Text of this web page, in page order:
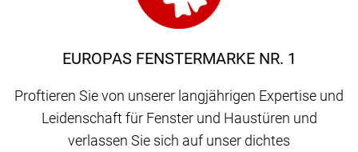
EUROPAS FENSTERMARKE NR. 1
Proftieren Sie von unserer langjährigen Expertise und
Leidenschaft für Fenster und Haustüren und
verlassen Sie sich auf unser dichtes